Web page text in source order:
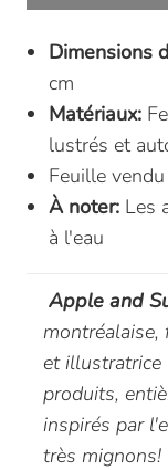
Dimensions
cm
Matériaux:
lustrés et
Feuille
À noter: Les
à l'eau
Apple and
et illustratrice
produits,
inspirés par
très mignons!